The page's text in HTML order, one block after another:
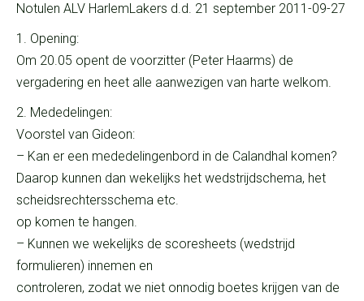
Notulen ALV HarlemLakers d.d. 21 september 2011-09-27
1. Opening:
Om 20.05 opent de voorzitter (Peter Haarms) de
vergadering en heet alle aanwezigen van harte welkom.
2. Mededelingen:
Voorstel van Gideon:
– Kan er een mededelingenbord in de Calandhal komen?
Daarop kunnen dan wekelijks het wedstrijdschema, het
scheidsrechtersschema etc.
op komen te hangen.
– Kunnen we wekelijks de scoresheets (wedstrijd
formulieren) innemen en
controleren, zodat we niet onnodig boetes krijgen van de